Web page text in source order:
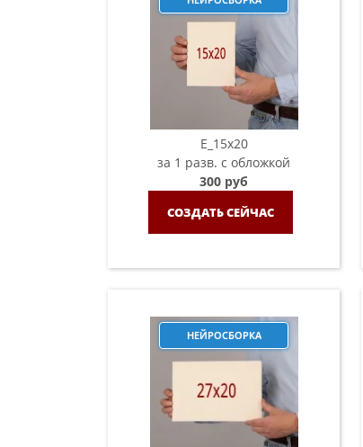
E_15х20
за 1 разв. с обложкой
300 руб
СОЗДАТЬ СЕЙЧАС
НЕЙРОСБОРКА